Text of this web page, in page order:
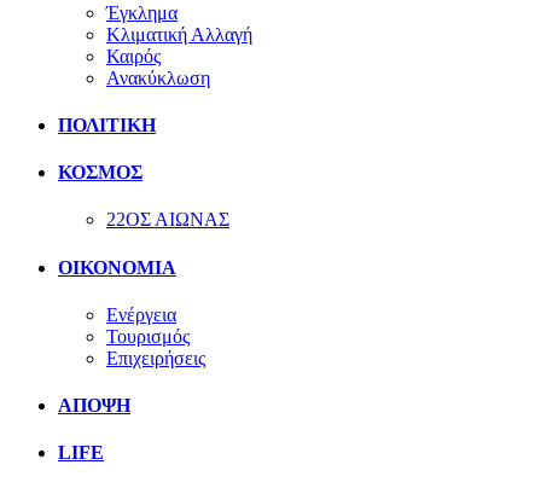
Έγκλημα
Κλιματική Αλλαγή
Καιρός
Ανακύκλωση
ΠΟΛΙΤΙΚΗ
ΚΟΣΜΟΣ
22ΟΣ ΑΙΩΝΑΣ
ΟΙΚΟΝΟΜΙΑ
Ενέργεια
Τουρισμός
Επιχειρήσεις
ΑΠΟΨΗ
LIFE